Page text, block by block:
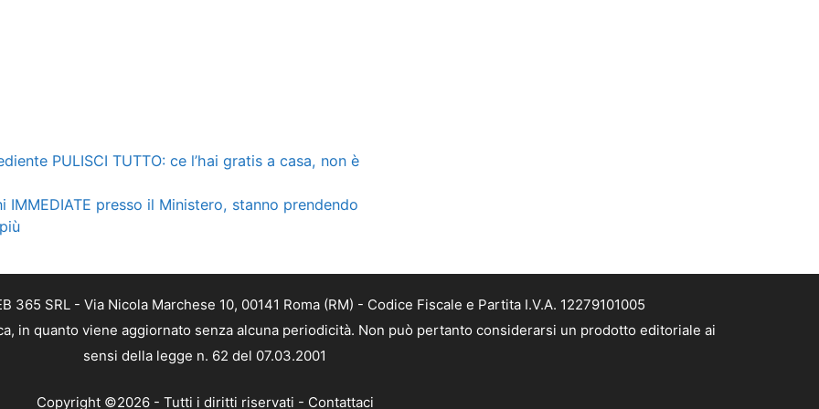
PULISCI TUTTO: ce l’hai gratis a casa, non è
IMMEDIATE presso il Ministero, stanno prendendo
365 SRL - Via Nicola Marchese 10, 00141 Roma (RM) - Codice Fiscale e Partita I.V.A. 12279101005
in quanto viene aggiornato senza alcuna periodicità. Non può pertanto considerarsi un prodotto editoriale ai
sensi della legge n. 62 del 07.03.2001
Copyright ©2026 - Tutti i diritti riservati - Contattaci